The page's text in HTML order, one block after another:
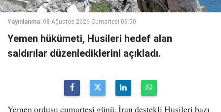
Yayınlanma: 08 Ağustos 2026 Cumartesi 09:50
Yemen hükümeti, Husileri hedef alan
saldırılar düzenlediklerini açıkladı.
Yemen ordusu cumartesi günü, İran destekli Husileri bazı